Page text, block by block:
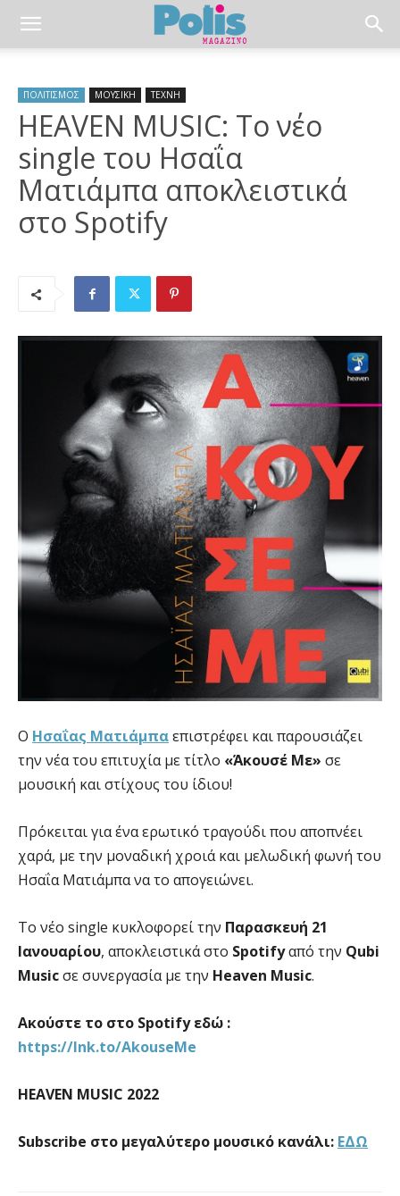
ΠΟΛΙΤΙΣΜΟΣ ΜΟΥΣΙΚΗ ΤΕΧΝΗ
HEAVEN MUSIC: Το νέο
single του Ησαΐα
Ματιάμπα αποκλειστικά
στο Spotify
Ο Ησαΐας Ματιάμπαεπιστρέφει και παρουσιάζει
την νέα του επιτυχία με τίτλο «Άκουσέ Με» σε
μουσική και στίχους του ίδιου!
Πρόκειται για ένα ερωτικό τραγούδι που αποπνέει
χαρά, με την μοναδική χροιά και μελωδική φωνή του
Ησαΐα Ματιάμπα να το απογειώνει.
Το νέο single κυκλοφορεί την Παρασκευή 21
Ιανουαρίου, αποκλειστικά στο Spotifyαπό την Qubi
Musicσε συνεργασία με την Heaven Music.
Ακούστε το στο Spotify εδώ :
https://lnk.to/AkouseMe
HEAVEN MUSIC 2022
Subscribe στο μεγαλύτερο μουσικό κανάλι: ΕΔΩ